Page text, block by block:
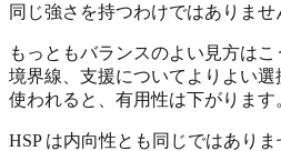
同じ強さを持つわけではありま
もっともバランスのよい見方は
境界線、支援についてよりよい
使われると、有用性は下がります
HSP は内向性とも同じではあり